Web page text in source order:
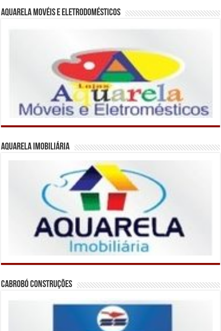
Aquarela Movéis e Eletrodomésticos
Aquarela Imobiliária
Cabrobó Construções